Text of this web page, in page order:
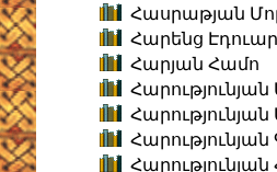
Հասրաթյան
Հարենց
Հարյան Համո
Հարությունյան